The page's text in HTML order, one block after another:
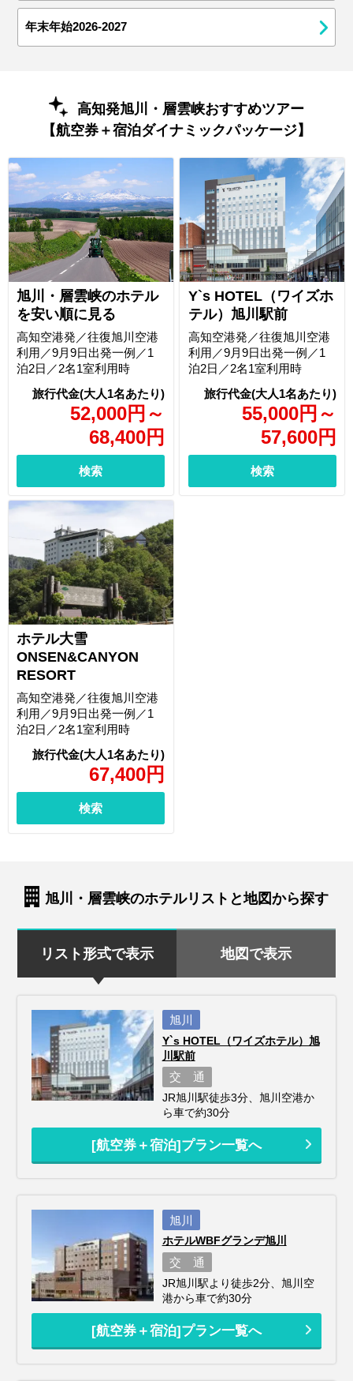
年末年始2026-2027
高知発旭川・層雲峡おすすめツアー
【航空券＋宿泊ダイナミックパッケージ】
旭川・層雲峡のホテル
を安い順に見る
52,000円 ～
68,400円
高知空港発／往復旭川空港
利用／9月9日出発一例／1
泊2日／2名1室利用時
検索
Y`s HOTEL（ワイズホ
テル）旭川駅前
55,000円 ～
57,600円
高知空港発／往復旭川空港
利用／9月9日出発一例／1
泊2日／2名1室利用時
検索
ホテル大雪
ONSEN&CANYON
RESORT
67,400円
高知空港発／往復旭川空港
利用／9月9日出発一例／1
泊2日／2名1室利用時
検索
旭川・層雲峡のホテルリストと地図から探す
リスト形式で表示 地図で表示
旭川
Y`s HOTEL（ワイズホテル）旭
川駅前
交 通
JR旭川駅徒歩3分、旭川空港か
ら車で約30分
[航空券＋宿泊]プラン一覧へ
旭川
ホテルWBFグランデ旭川
交 通
JR旭川駅より徒歩2分、旭川空
港から車で約30分
[航空券＋宿泊]プラン一覧へ